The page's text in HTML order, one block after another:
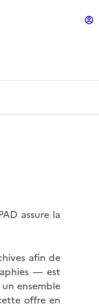
assure la
afin de
— est
ensemble
offre en